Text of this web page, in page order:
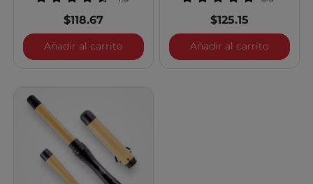
$118.67
Añadir al carrito LAVA Ministyler - Blanco
pulgada
$125.15
Añadir al carrito